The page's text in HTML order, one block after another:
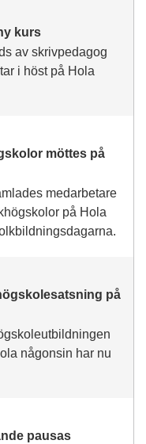
kurs
av skrivpedagog
i höst på Hola
möttes på
medarbetare
på Hola
på
någonsin har nu
pausas